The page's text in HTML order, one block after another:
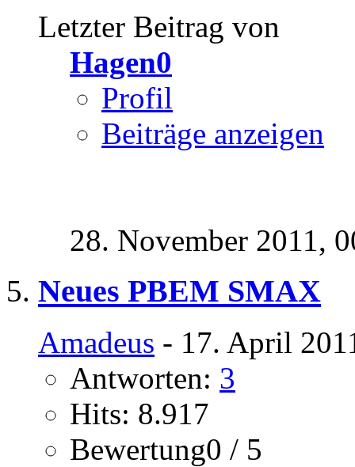
Letzter Beitrag von
Hagen0
Profil
Beiträge anzeigen
28. November 2011,
Neues PBEM SMAX
Amadeus - 17. April
Antworten: 3
Hits: 8.917
Bewertung0 / 5